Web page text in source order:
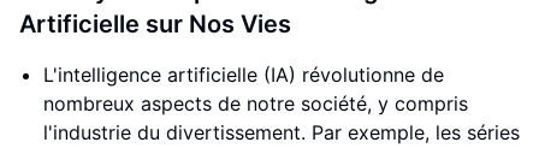
Artificielle sur Nos Vies
L'intelligence artificielle (IA) révolutionne de
nombreux aspects de notre société, y compris
l'industrie du divertissement. Par exemple, les séries